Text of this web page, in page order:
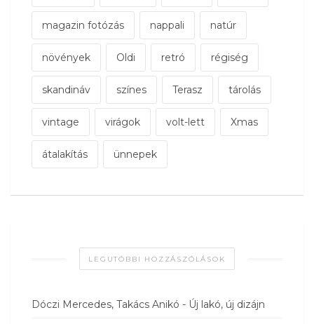
magazin fotózás nappali natúr
növények Oldi retró régiség
skandináv színes Terasz tárolás
vintage virágok volt-lett Xmas
átalakítás ünnepek
LEGUTÓBBI HOZZÁSZÓLÁSOK
Dóczi Mercedes, Takács Anikó - Új lakó, új dizájn